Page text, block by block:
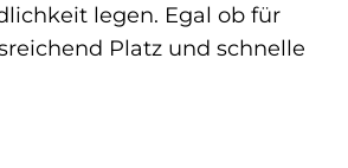
legen. Egal ob für
Platz und schnelle